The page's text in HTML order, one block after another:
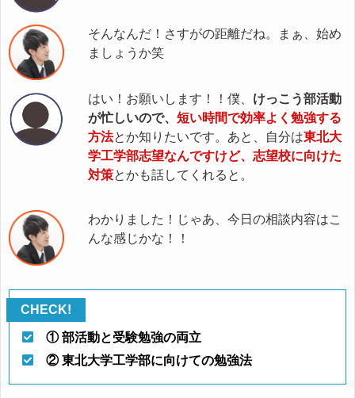
そんなんだ！さすがの距離だね。まぁ、始め
ましょうか笑
はい！お願いします！！僕、 けっこう部活動
が忙しいので、 短い時間で効率よく勉強する
方法とか知りたいです。あと、自分は東北大
学工学部志望なんですけど、志望校に向けた
対策とかも話してくれると。
わかりました！じゃあ、今日の相談内容はこ
んな感じかな！！
① 部活動と受験勉強の両立
② 東北大学工学部に向けての勉強法